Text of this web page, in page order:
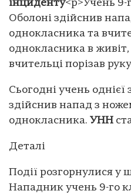
інциденту<p>Учень 9-
Оболоні здійснив
однокласника та
однокласника в живіт,
вчительці порізав
Сьогодні учень
здійснив напад з
однокласника. УНН
Деталі
Події розгорнулися у
Нападник учень 9-го